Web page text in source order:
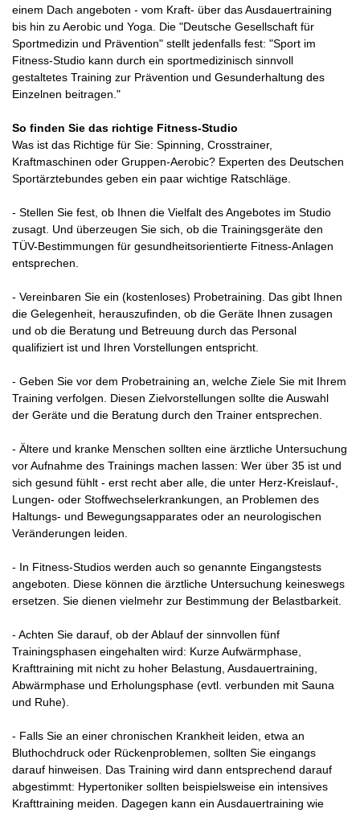
einem Dach angeboten - vom Kraft- über das Ausdauertraining
bis hin zu Aerobic und Yoga. Die "Deutsche Gesellschaft für
Sportmedizin und Prävention" stellt jedenfalls fest: "Sport im
Fitness-Studio kann durch ein sportmedizinisch sinnvoll
gestaltetes Training zur Prävention und Gesunderhaltung des
Einzelnen beitragen."
So finden Sie das richtige Fitness-Studio
Was ist das Richtige für Sie: Spinning, Crosstrainer,
Kraftmaschinen oder Gruppen-Aerobic? Experten des Deutschen
Sportärztebundes geben ein paar wichtige Ratschläge.
- Stellen Sie fest, ob Ihnen die Vielfalt des Angebotes im Studio
zusagt. Und überzeugen Sie sich, ob die Trainingsgeräte den
TÜV-Bestimmungen für gesundheitsorientierte Fitness-Anlagen
entsprechen.
- Vereinbaren Sie ein (kostenloses) Probetraining. Das gibt Ihnen
die Gelegenheit, herauszufinden, ob die Geräte Ihnen zusagen
und ob die Beratung und Betreuung durch das Personal
qualifiziert ist und Ihren Vorstellungen entspricht.
- Geben Sie vor dem Probetraining an, welche Ziele Sie mit Ihrem
Training verfolgen. Diesen Zielvorstellungen sollte die Auswahl
der Geräte und die Beratung durch den Trainer entsprechen.
- Ältere und kranke Menschen sollten eine ärztliche Untersuchung
vor Aufnahme des Trainings machen lassen: Wer über 35 ist und
sich gesund fühlt - erst recht aber alle, die unter Herz-Kreislauf-,
Lungen- oder Stoffwechselerkrankungen, an Problemen des
Haltungs- und Bewegungsapparates oder an neurologischen
Veränderungen leiden.
- In Fitness-Studios werden auch so genannte Eingangstests
angeboten. Diese können die ärztliche Untersuchung keineswegs
ersetzen. Sie dienen vielmehr zur Bestimmung der Belastbarkeit.
- Achten Sie darauf, ob der Ablauf der sinnvollen fünf
Trainingsphasen eingehalten wird: Kurze Aufwärmphase,
Krafttraining mit nicht zu hoher Belastung, Ausdauertraining,
Abwärmphase und Erholungsphase (evtl. verbunden mit Sauna
und Ruhe).
- Falls Sie an einer chronischen Krankheit leiden, etwa an
Bluthochdruck oder Rückenproblemen, sollten Sie eingangs
darauf hinweisen. Das Training wird dann entsprechend darauf
abgestimmt: Hypertoniker sollten beispielsweise ein intensives
Krafttraining meiden. Dagegen kann ein Ausdauertraining wie